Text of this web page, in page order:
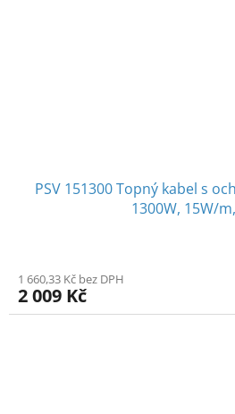
PSV 151300 Topný kabel s
1300W, 15W/
1 660,33 Kč bez DPH
2 009 Kč